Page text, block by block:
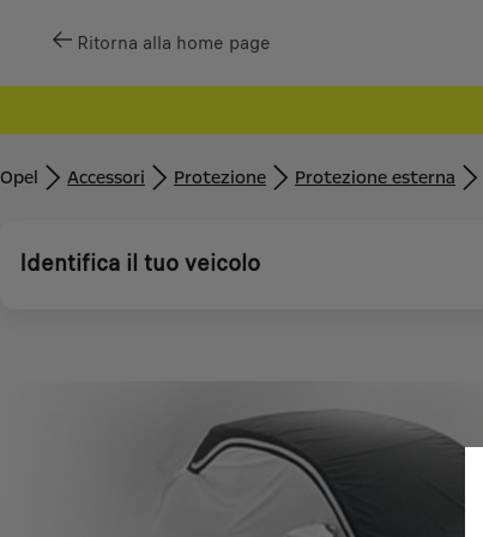
Ritorna alla home page
Opel Accessori Protezione Protezione esterna
Identifica il tuo veicolo